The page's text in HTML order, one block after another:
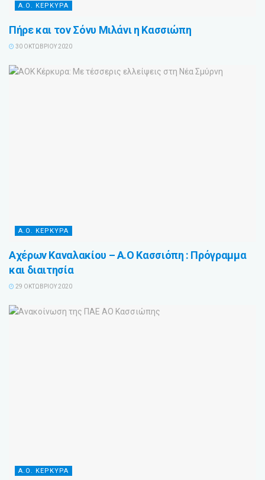
Α.Ο. ΚΕΡΚΥΡΑ
Πήρε και τον Σόνυ Μιλάνι η Κασσιώπη
30 ΟΚΤΩΒΡΊΟΥ 2020
Α.Ο. ΚΕΡΚΥΡΑ
Αχέρων Καναλακίου – Α.Ο Κασσιόπη : Πρόγραμμα
και διαιτησία
29 ΟΚΤΩΒΡΊΟΥ 2020
Α.Ο. ΚΕΡΚΥΡΑ